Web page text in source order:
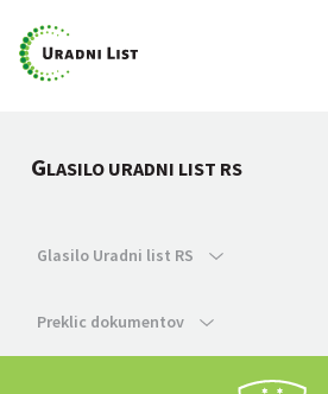
GLASILO URADNI LIST RS
Glasilo Uradni list RS
Preklic dokumentov